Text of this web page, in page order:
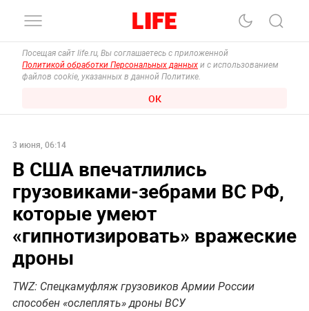
Посещая сайт life.ru, Вы соглашаетесь с приложенной
Политикой обработки Персональных данных и с использованием
файлов cookie, указанных в данной Политике.
ОК
3 июня, 06:14
В США впечатлились
грузовиками-зебрами ВС РФ,
которые умеют
«гипнотизировать» вражеские
дроны
TWZ: Спецкамуфляж грузовиков Армии России
способен «ослеплять» дроны ВСУ